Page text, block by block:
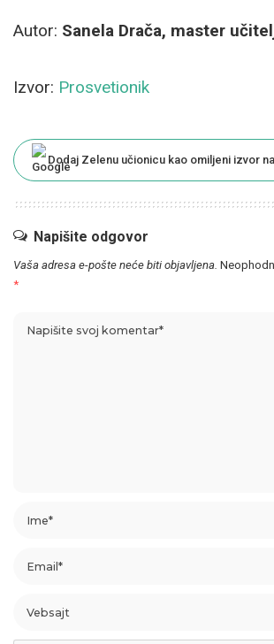
Autor: Sanela Drača, master
Izvor: Prosvetionik
Dodaj Zelenu učionicu kao omiljeni izvor
Napišite odgovor
Vaša adresa e-pošte neće biti objavljena.
*